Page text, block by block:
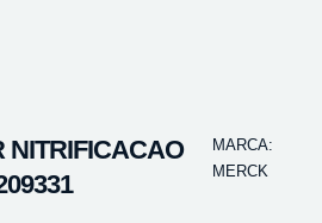
NITRIFICACAO
MARCA:
MERCK